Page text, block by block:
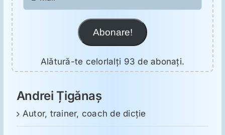
Mail
Abonare!
Alătură-te celorlalți 93 de abonați.
Andrei Țigănaș
Autor, trainer, coach de dicție